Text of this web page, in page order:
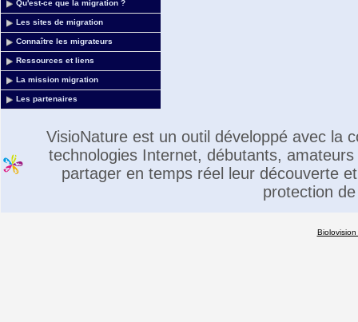
Qu'est-ce que la migration ?
Les sites de migration
Connaître les migrateurs
Ressources et liens
La mission migration
Les partenaires
VisioNature est un outil développé avec la
technologies Internet, débutants,
partager en temps réel leur découverte
protection
Biolovision